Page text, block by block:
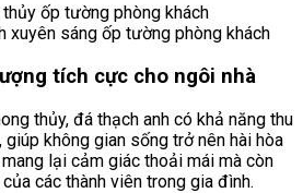
xuyên sáng ốp tường phòng khách
tích cực cho ngôi nhà
thủy, đá thạch anh có khả năng thu
không gian sống trở nên hài hòa
lại cảm giác thoải mái mà còn
các thành viên trong gia đình.